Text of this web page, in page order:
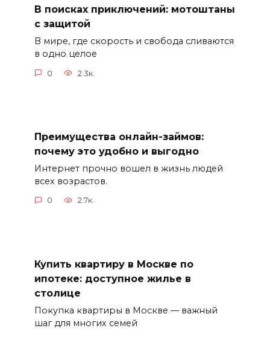
В поисках приключений: мотоштаны
с защитой
В мире, где скорость и свобода сливаются
в одно целое
0 2.3к.
Преимущества онлайн-займов:
почему это удобно и выгодно
Интернет прочно вошел в жизнь людей
всех возрастов.
0 2.7к.
Купить квартиру в Москве по
ипотеке: доступное жилье в
столице
Покупка квартиры в Москве — важный
шаг для многих семей